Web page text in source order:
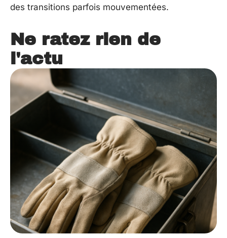
des transitions parfois mouvementées.
Ne ratez rien de
l'actu